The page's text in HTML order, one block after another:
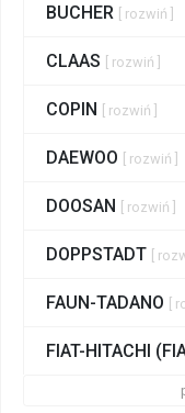
BUCHER [ rozwiń ]
CLAAS [ rozwiń ]
COPIN [ rozwiń ]
DAEWOO [ rozwiń ]
DOOSAN [ rozwiń ]
DOPPSTADT [
FAUN-TADANO [
FIAT-HITACHI